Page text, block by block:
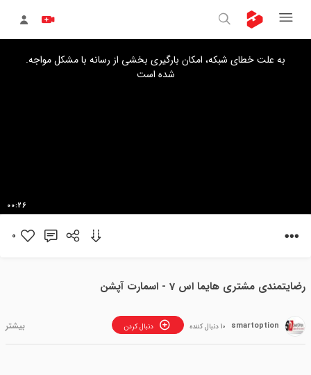
.به علت خطای شبکه، امکان بارگیری بخشی از رسانه با مشکل مواجه
شده است
00:26
0
رضایتمندی مشتری هایما اس 7 - اسمارت آپشن
smartoption دنبال کردن 10 دنبال کننده